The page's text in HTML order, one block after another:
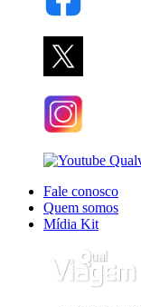
Fale conosco
Quem somos
Mídia Kit